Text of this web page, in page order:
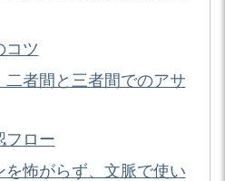
コツ
者間と三者間でのアサ
フロー
を怖がらず、文脈で使い